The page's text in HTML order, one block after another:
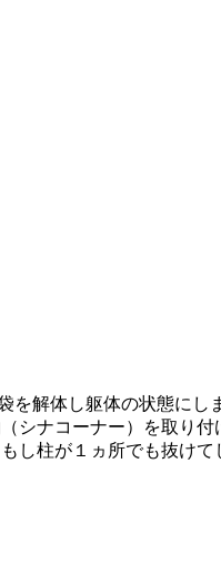
解体し躯体の状態にし
シナコーナー）を取り
し柱が１ヵ所でも抜けて